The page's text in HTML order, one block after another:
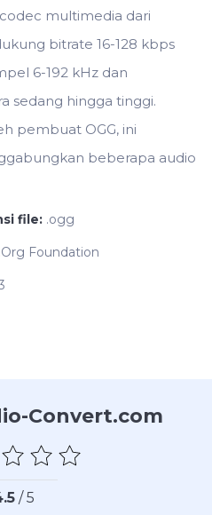
multimedia dari
bitrate 16-128 kbps
6-192 kHz dan
sedang hingga tinggi.
pembuat OGG, ini
beberapa audio
file: .ogg
Foundation
Convert.com
/ 5